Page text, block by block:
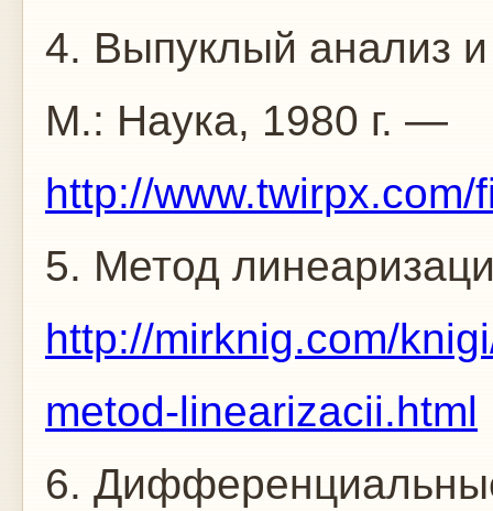
4. Выпуклый анализ
М.: Наука, 1980 г. —
http://www.twirpx.com/
5. Метод
http://mirknig.com/
metod-linearizacii.html
6.